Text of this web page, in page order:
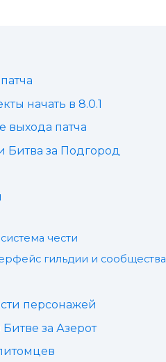
начать в 8.0.1
выхода патча
Битва за Подгород
чести
гильдии и сообщества
персонажей
за Азерот